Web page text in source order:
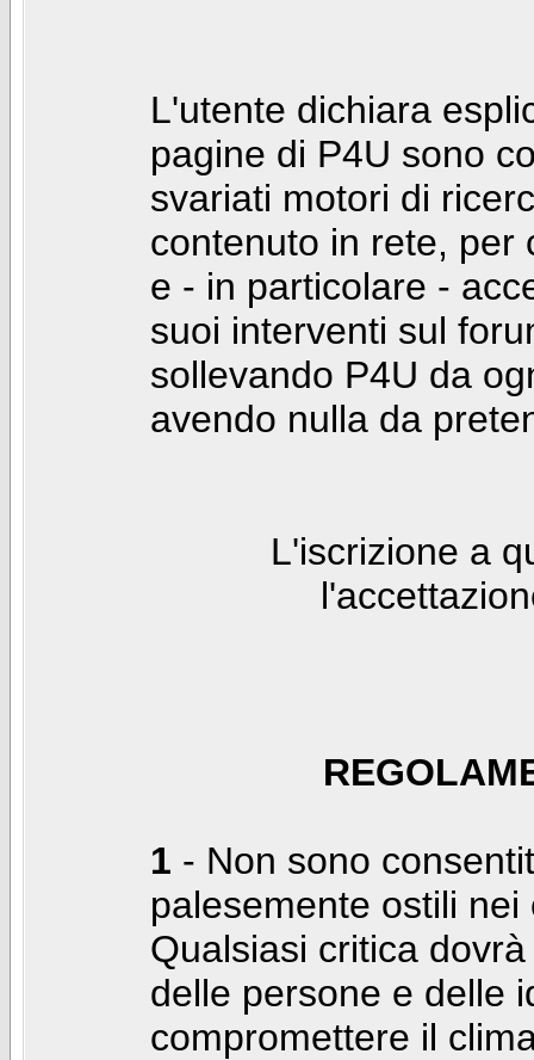
L'utente dichiara
pagine di P4U sono
svariati motori di
contenuto in rete, per
e - in particolare -
suoi interventi sul
sollevando P4U da
avendo nulla da
L'iscrizione a
1 - Non sono
palesemente ostili
Qualsiasi critica
delle persone e delle
compromettere il